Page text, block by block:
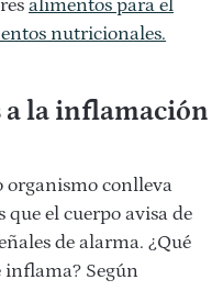
alimentos para el
nutricionales.
a la inflamación
organismo conlleva
que el cuerpo avisa de
de alarma. ¿Qué
inflama? Según